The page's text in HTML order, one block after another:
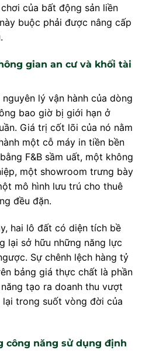
của bất động sản liền
buộc phải được nâng cấp
gian an cư và khối tài
lý vận hành của dòng
bao giờ bị giới hạn ở
Giá trị cốt lõi của nó nằm
một cỗ máy in tiền bền
F&B sầm uất, một không
một showroom trưng bày
mô hình lưu trú cho thuê
đều đặn.
hai lô đất có diện tích bề
lại sở hữu những năng lực
Sự chênh lệch hàng tỷ
bảng giá thực chất là phần
tạo ra doanh thu vượt
trong suốt vòng đời của
công năng sử dụng định